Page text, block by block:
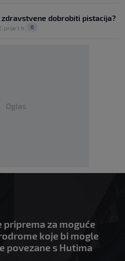
zdravstvene dobrobiti pistacija?
prije 1 h 0
Oglas
priprema za moguće
koje bi mogle
povezane s Hutima